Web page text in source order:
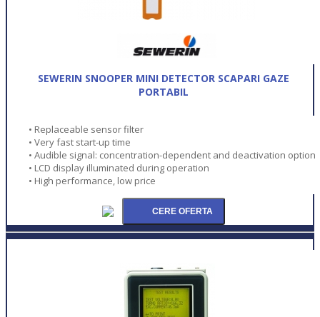
SEWERIN SNOOPER MINI DETECTOR SCAPARI GAZE
PORTABIL
• Replaceable sensor filter
• Very fast start-up time
• Audible signal: concentration-dependent and deactivation option
• LCD display illuminated during operation
• High performance, low price